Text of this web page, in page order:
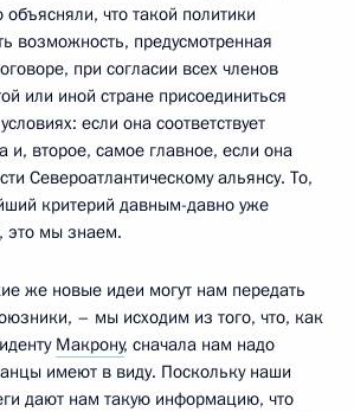
что такой политики
возможность, предусмотренная
при согласии всех членов
или иной стране присоединиться
если она соответствует
и, второе, самое главное, если она
Североатлантическому альянсу. То,
критерий давным-давно уже
это мы знаем.
же новые идеи могут нам передать
– мы исходим из того, что, как
Макрону, сначала нам надо
имеют в виду. Поскольку наши
дают нам такую информацию, что